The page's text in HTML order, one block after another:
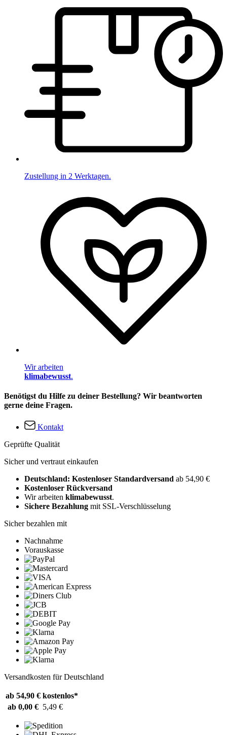
Zustellung in 2 Werktagen.
Wir arbeiten
klimabewusst.
Benötigst du Hilfe zu deiner Bestellung? Wir beantworten
gerne deine Fragen.
Kontakt
Geprüfte Qualität
Sicher und vertraut einkaufen
Deutschland: Kostenloser Standardversand ab 54,90 €
Kostenloser Rückversand
Wir arbeiten klimabewusst.
Sichere Bezahlung mit SSL-Verschlüsselung
Sicher bezahlen mit
Nachnahme
Vorauskasse
Versandkosten für Deutschland
ab 54,90 € kostenlos*
ab 0,00 € 5,49 €